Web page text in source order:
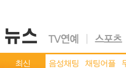
최신 음성채팅 채팅어플